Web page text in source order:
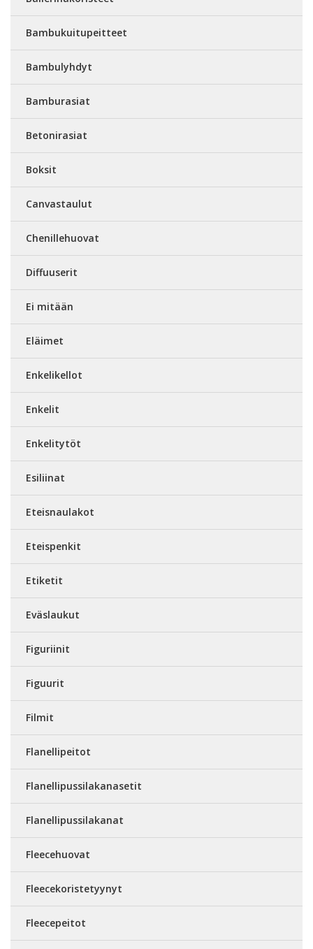
Bambukuitupeitteet
Bambulyhdyt
Bamburasiat
Betonirasiat
Boksit
Canvastaulut
Chenillehuovat
Diffuuserit
Ei mitään
Eläimet
Enkelikellot
Enkelit
Enkelitytöt
Esiliinat
Eteisnaulakot
Eteispenkit
Etiketit
Eväslaukut
Figuriinit
Figuurit
Filmit
Flanellipeitot
Flanellipussilakanasetit
Flanellipussilakanat
Fleecehuovat
Fleecekoristetyynyt
Fleecepeitot